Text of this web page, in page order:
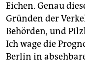
Eichen. Genau
Gründen der
Behörden, und
Ich wage die
Berlin in